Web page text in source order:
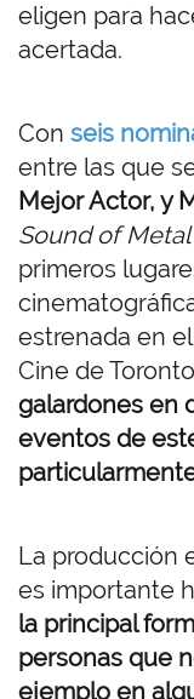
eligen para
acertada.
Con seis
entre las que
Mejor Actor, y
Sound of Metal
primeros
estrenada en
Cine de
galardones en
eventos de
La producción
es importante
la principal
personas que
ejemplo en